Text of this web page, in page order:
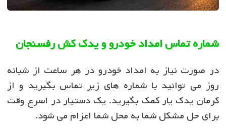
شماره تماس امداد خودرو و یدک کش رفسنجان
در صورت نیاز به امداد خودرو در هر ساعت از شبانه
روز می توانید با شماره های زیر تماس بگیرید و از
کرمان یدک یار کمک بگیرید. یک دستیار در اسرع وقت
برای حل مشکل شما به محل شما اعزام می شود.